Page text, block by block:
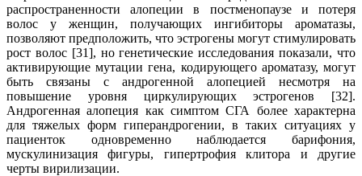
распространенности алопеции в постменопаузе и потеря
волос у женщин, получающих ингибиторы ароматазы,
позволяют предположить, что эстрогены могут стимулировать
рост волос [31], но генетические исследования показали, что
активирующие мутации гена, кодирующего ароматазу, могут
быть связаны с андрогенной алопецией несмотря на
повышение уровня циркулирующих эстрогенов [32].
Андрогенная алопеция как симптом СГА более характерна
для тяжелых форм гиперандрогении, в таких ситуациях у
пациенток одновременно наблюдается барифония,
мускулинизация фигуры, гипертрофия клитора и другие
черты вирилизации.